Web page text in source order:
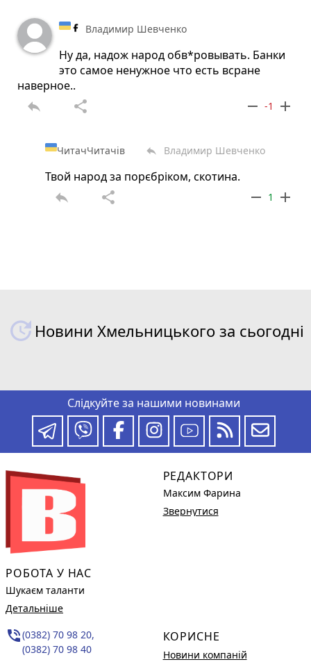
Владимир Шевченко
Ну да, надож народ обв*ровывать. Банки
это самое ненужное что есть всране
наверное..
reply share remove -1 add
ЧитачЧитачів reply Владимир Шевченко
Твой народ за порєбріком, скотина.
reply share remove 1 add
Новини Хмельницького за сьогодні
Слідкуйте за нашими новинами
РОБОТА У НАС
Шукаєм таланти
Детальніше
phone_in_talk(0382) 70 98 20,
(0382) 70 98 40
РЕДАКТОРИ
Максим Фарина
Звернутися
КОРИСНЕ
Новини компаній